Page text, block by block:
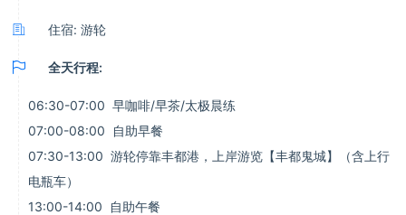
 住宿: 游轮
 全天行程:
06:30-07:00 早咖啡/早茶/太极晨练
07:00-08:00 自助早餐
07:30-13:00 游轮停靠丰都港，上岸游览【丰都鬼城】（含上行
电瓶车）
13:00-14:00 自助午餐